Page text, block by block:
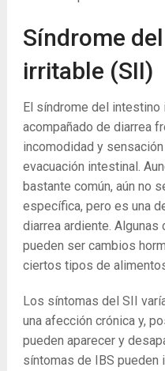
Síndrome
irritable (SII)
El síndrome del intestino
acompañado de diarrea
incomodidad y
evacuación intestinal.
bastante común, aún no
específica, pero es una
diarrea ardiente.
pueden ser cambios
ciertos tipos de
Los síntomas del SII
una afección crónica y,
pueden aparecer y
síntomas de IBS pueden